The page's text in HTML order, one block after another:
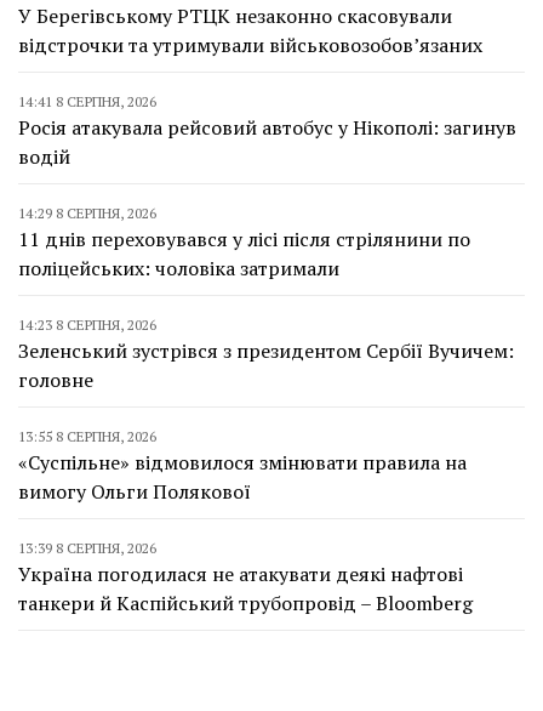
У Берегівському РТЦК незаконно скасовували
відстрочки та утримували військовозобов’язаних
14:41 8 СЕРПНЯ, 2026
Росія атакувала рейсовий автобус у Нікополі: загинув
водій
14:29 8 СЕРПНЯ, 2026
11 днів переховувався у лісі після стрілянини по
поліцейських: чоловіка затримали
14:23 8 СЕРПНЯ, 2026
Зеленський зустрівся з президентом Сербії Вучичем:
головне
13:55 8 СЕРПНЯ, 2026
«Суспільне» відмовилося змінювати правила на
вимогу Ольги Полякової
13:39 8 СЕРПНЯ, 2026
Україна погодилася не атакувати деякі нафтові
танкери й Каспійський трубопровід – Bloomberg